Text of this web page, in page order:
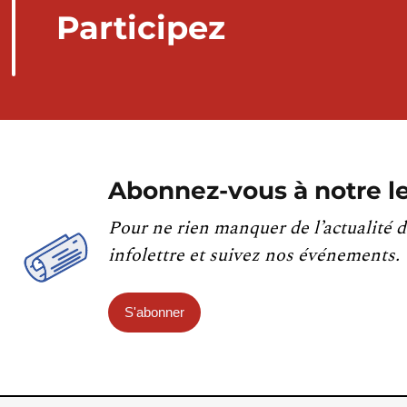
Participez
Abonnez-vous à notre
Pour ne rien manquer de l’actualité
infolettre et suivez nos événements.
S'abonner